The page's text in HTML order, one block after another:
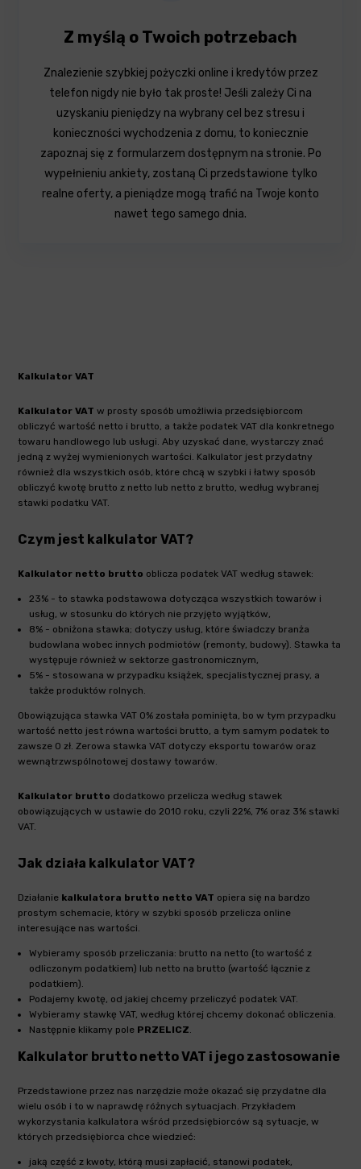
Z myślą o Twoich potrzebach
Znalezienie szybkiej pożyczki online i kredytów przez
telefon nigdy nie było tak proste! Jeśli zależy Ci na
uzyskaniu pieniędzy na wybrany cel bez stresu i
konieczności wychodzenia z domu, to koniecznie
zapoznaj się z formularzem dostępnym na stronie. Po
wypełnieniu ankiety, zostaną Ci przedstawione tylko
realne oferty, a pieniądze mogą trafić na Twoje konto
nawet tego samego dnia.
Kalkulator VAT
Kalkulator VATw prosty sposób umożliwia przedsiębiorcom
obliczyć wartość netto i brutto, a także podatek VAT dla konkretnego
towaru handlowego lub usługi. Aby uzyskać dane, wystarczy znać
jedną z wyżej wymienionych wartości. Kalkulator jest przydatny
również dla wszystkich osób, które chcą w szybki i łatwy sposób
obliczyć kwotę brutto z netto lub netto z brutto, według wybranej
stawki podatku VAT.
Czym jest kalkulator VAT?
Kalkulator netto brutto oblicza podatek VAT według stawek:
23% - to stawka podstawowa dotycząca wszystkich towarów i
usług, w stosunku do których nie przyjęto wyjątków,
8% - obniżona stawka; dotyczy usług, które świadczy branża
budowlana wobec innych podmiotów (remonty, budowy). Stawka ta
występuje również w sektorze gastronomicznym,
5% - stosowana w przypadku książek, specjalistycznej prasy, a
także produktów rolnych.
Obowiązująca stawka VAT 0% została pominięta, bo w tym przypadku
wartość netto jest równa wartości brutto, a tym samym podatek to
zawsze 0 zł. Zerowa stawka VAT dotyczy eksportu towarów oraz
wewnątrzwspólnotowej dostawy towarów.
Kalkulator brutto dodatkowo przelicza według stawek
obowiązujących w ustawie do 2010 roku, czyli 22%, 7% oraz 3% stawki
VAT.
Jak działa kalkulator VAT?
Działanie kalkulatora brutto netto VAT opiera się na bardzo
prostym schemacie, który w szybki sposób przelicza online
interesujące nas wartości.
Wybieramy sposób przeliczania: brutto na netto (to wartość z
odliczonym podatkiem) lub netto na brutto (wartość łącznie z
podatkiem).
Podajemy kwotę, od jakiej chcemy przeliczyć podatek VAT.
Wybieramy stawkę VAT, według której chcemy dokonać obliczenia.
Następnie klikamy pole PRZELICZ.
Kalkulator brutto netto VAT i jego zastosowanie
Przedstawione przez nas narzędzie może okazać się przydatne dla
wielu osób i to w naprawdę różnych sytuacjach. Przykładem
wykorzystania kalkulatora wśród przedsiębiorców są sytuacje, w
których przedsiębiorca chce wiedzieć:
jaką część z kwoty, którą musi zapłacić, stanowi podatek,